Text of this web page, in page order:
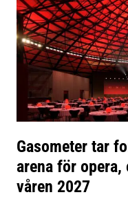
Gasometer tar
arena för
våren 2027